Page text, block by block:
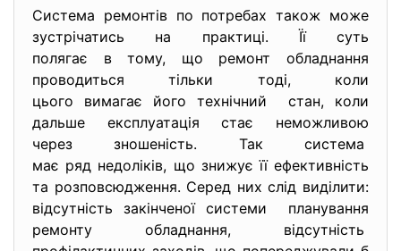
Система ремонтів по потребах також може
зустрічатись на практиці. Її суть
полягає в тому, що ремонт обладнання
проводиться тільки тоді, коли
цього вимагає його технічний стан, коли
дальше експлуатація стає неможливою
через зношеність. Так система
має ряд недоліків, що знижує її ефективність
та розповсюдження. Серед них слід виділити:
відсутність закінченої системи планування
ремонту обладнання, відсутність